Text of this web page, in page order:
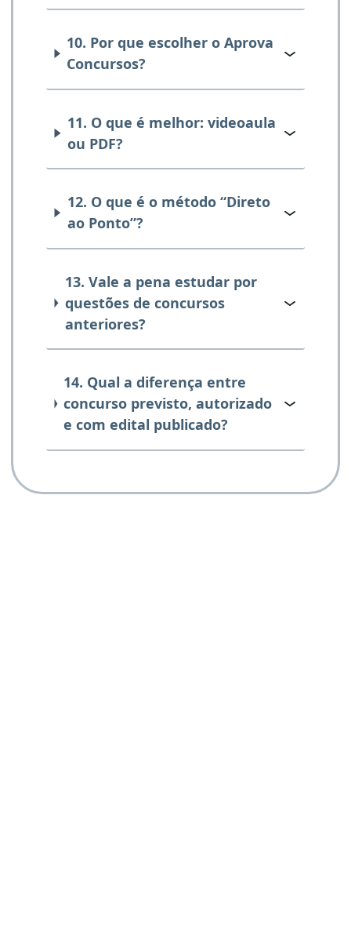
10. Por que escolher o Aprova
Concursos?
11. O que é melhor: videoaula
ou PDF?
12. O que é o método “Direto
ao Ponto”?
13. Vale a pena estudar por
questões de concursos
anteriores?
14. Qual a diferença entre
concurso previsto, autorizado
e com edital publicado?